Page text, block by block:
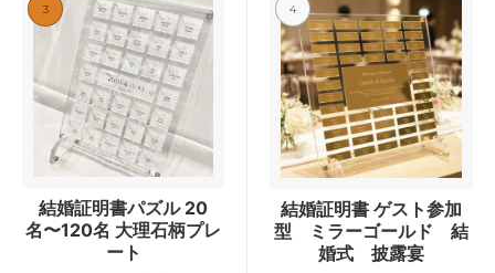
3
結婚証明書パズル 20
名〜120名 大理石柄プレ
ート
4
結婚証明書 ゲスト参加
型 ミラーゴールド 結
婚式 披露宴